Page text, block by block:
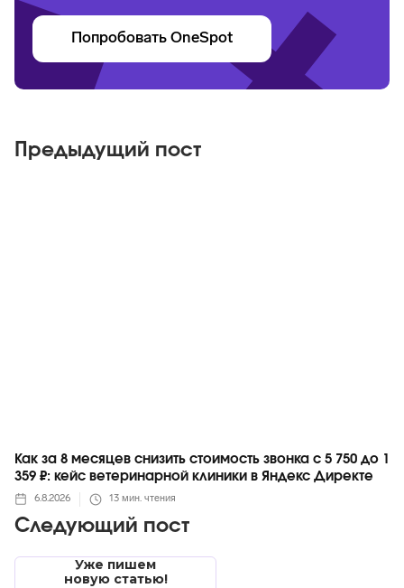
Попробовать OneSpot
Предыдущий пост
Следующий пост
Как за 8 месяцев снизить стоимость звонка с 5 750 до 1
359 ₽: кейс ветеринарной клиники в Яндекс Директе
6.8.2026 13 мин. чтения
Уже пишем
новую статью!